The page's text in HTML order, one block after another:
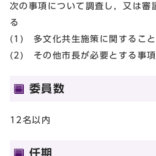
次の事項について調査し，又は審
る
(1) 多文化共生施策に関すること
(2) その他市長が必要とする事項
委員数
12名以内
任期